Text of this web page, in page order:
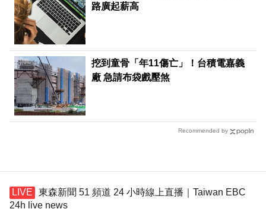
路廣起薪高
挖到童骨「年11傷亡」！台積電嘉義
廠 急請布袋戲壓煞
Recommended by
東森新聞 51 頻道 24 小時線上直播｜Taiwan EBC
24h live news